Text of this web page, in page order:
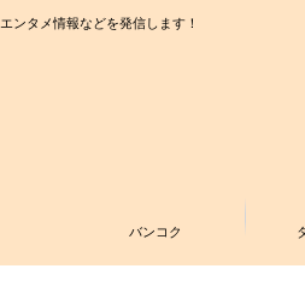
ンタメ情報などを発信します！
バンコク